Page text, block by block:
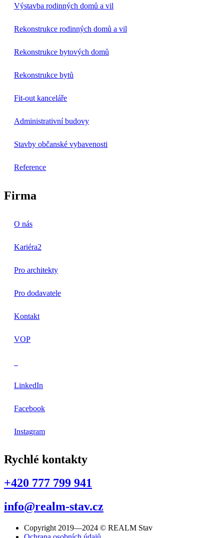
Výstavba rodinných domů a vil
Rekonstrukce rodinných domů a vil
Rekonstrukce bytových domů
Rekonstrukce bytů
Fit-out kanceláře
Administrativní budovy
Stavby občanské vybavenosti
Reference
Firma
O nás
Kariéra2
Pro architekty
Pro dodavatele
Kontakt
VOP
LinkedIn
Facebook
Instagram
Rychlé kontakty
+420 777 799 941
info@realm-stav.cz
Copyright 2019—2024 © REALM Stav